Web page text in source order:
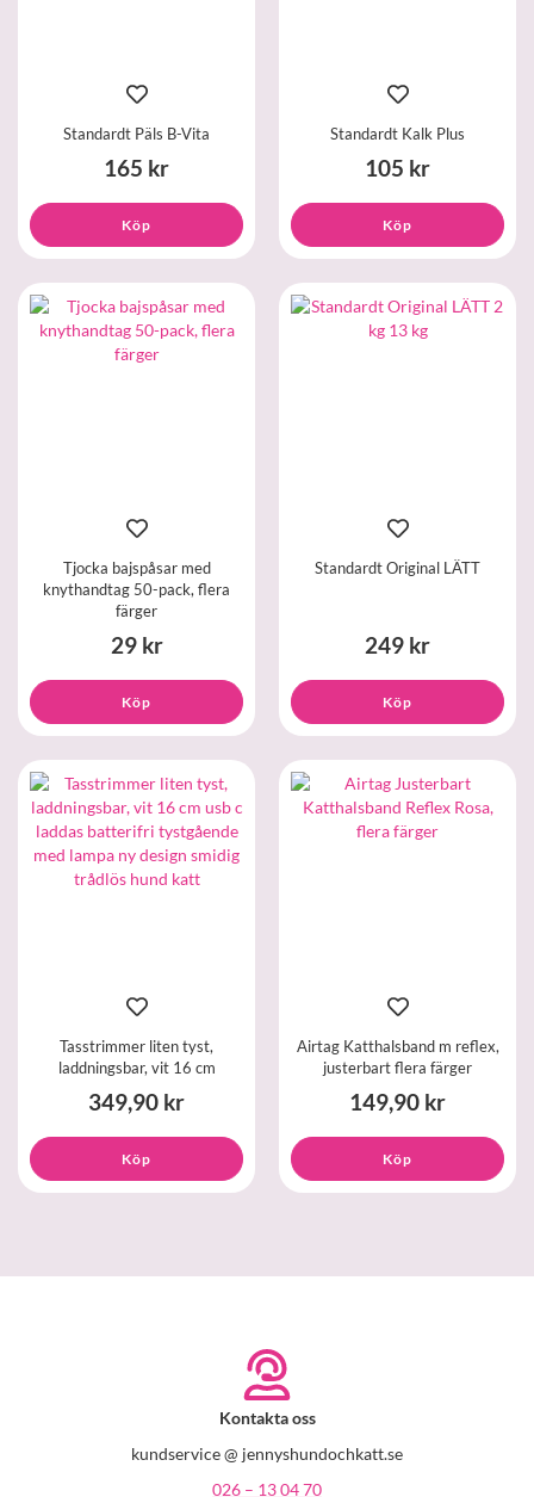
Standardt Päls B-Vita
165 kr
Köp
Standardt Kalk Plus
105 kr
Köp
Tjocka bajspåsar med
knythandtag 50-pack, flera
färger
29 kr
Köp
Standardt Original LÄTT
249 kr
Köp
Tasstrimmer liten tyst,
laddningsbar, vit 16 cm
349,90 kr
Köp
Airtag Katthalsband m reflex,
justerbart flera färger
149,90 kr
Köp
Kontakta oss
kundservice @ jennyshundochkatt.se
026 – 13 04 70